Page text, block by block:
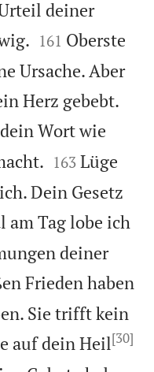
deiner


161 Oberste
Ursache. Aber
Herz gebebt.
Wort wie


163 Lüge
Dein Gesetz
am Tag lobe ich
deiner
Frieden haben
Sie trifft kein
auf dein Heil[30]